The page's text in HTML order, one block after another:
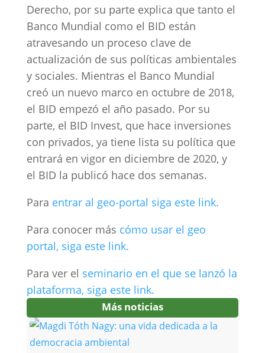
Derecho, por su parte explica que tanto el
Banco Mundial como el BID están
atravesando un proceso clave de
actualización de sus políticas ambientales
y sociales. Mientras el Banco Mundial
creó un nuevo marco en octubre de 2018,
el BID empezó el año pasado. Por su
parte, el BID Invest, que hace inversiones
con privados, ya tiene lista su política que
entrará en vigor en diciembre de 2020, y
el BID la publicó hace dos semanas.
Para entrar al geo-portal siga este link.
Para conocer más cómo usar el geo
portal, siga este link.
Para ver el seminario en el que se lanzó la
plataforma, siga este link.
Más noticias